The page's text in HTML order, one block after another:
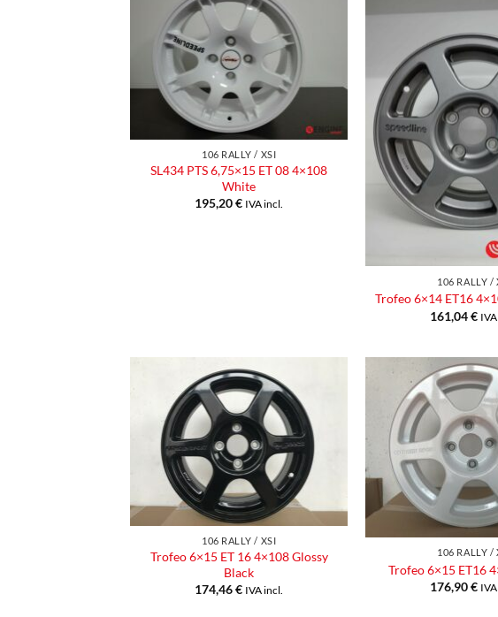
Aggiungi
alla lista
106 RALLY / XSI
SL434 PTS 6,75×15 ET 08 4×108
White
195,20€ IVA incl.
106 RALLY /
Trofeo 6×14 ET16
161,04€ IVA
Aggiungi
alla lista
dei
desideri
106 RALLY / XSI
Trofeo 6×15 ET 16 4×108 Glossy
Black
174,46€ IVA incl.
106 RALLY /
Trofeo 6×15 ET16
176,90€ IVA